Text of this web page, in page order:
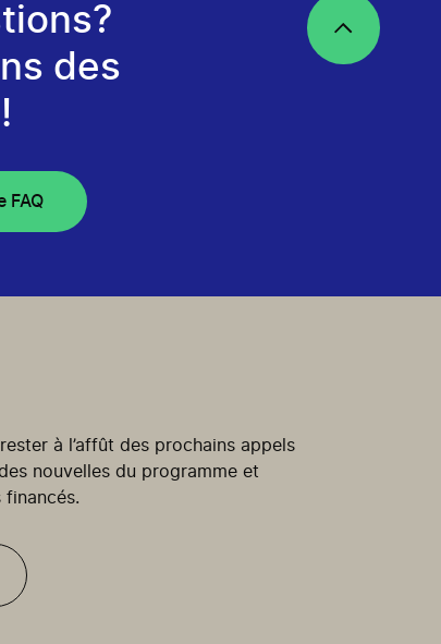
des
FAQ
à l’affût des prochains appels
nouvelles du programme et